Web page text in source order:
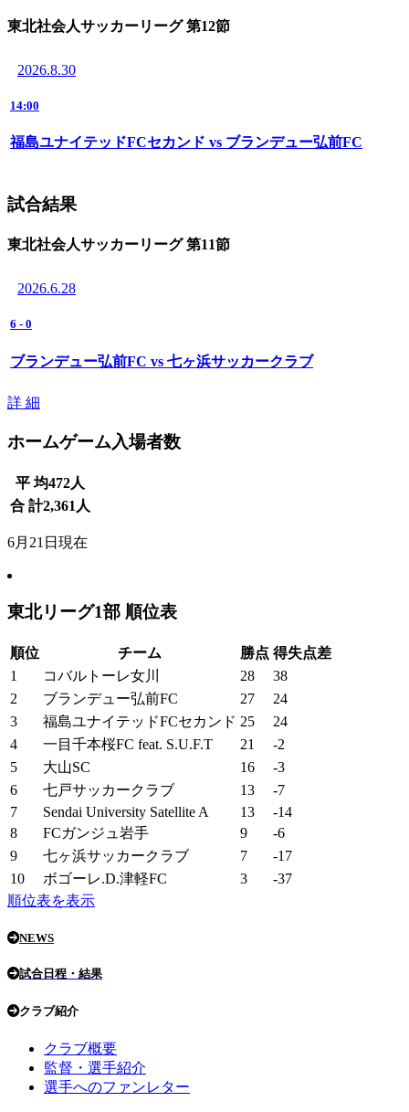
東北社会人サッカーリーグ 第12節
2026.8.30
14:00
福島ユナイテッドFCセカンド vs ブランデュー弘前FC
試合結果
東北社会人サッカーリーグ 第11節
2026.6.28
6 - 0
ブランデュー弘前FC vs 七ヶ浜サッカークラブ
詳 細
ホームゲーム入場者数
平 均472人
合 計2,361 人
6月21日現在
東北リーグ1部 順位表
順位 チーム 勝点 得失点差
1
コバルトーレ女川 28
38
2
ブランデュー弘前FC 27
24
3
福島ユナイテッドFCセカンド 25
24
4
一目千本桜FC feat. S.U.F.T 21
-2
5
大山SC 16
-3
6
七戸サッカークラブ 13
-7
7
Sendai University Satellite A 13
-14
8
FCガンジュ岩手 9
-6
9
七ヶ浜サッカークラブ 7
-17
10
ボゴーレ.D.津軽FC 3
-37
順位表を表示
NEWS
試合日程・結果
クラブ紹介
クラブ概要
監督・選手紹介
選手へのファンレター